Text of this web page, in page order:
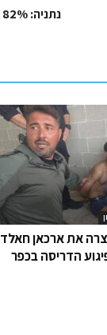
נתניה: 82% מרגישים בטוחים ללכת בלילה
את ארכאן חאלד
הדריסה בכפר